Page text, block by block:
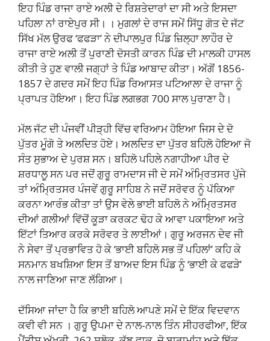
ਇਹ ਪਿੰਡ ਰਾਜਾ ਰਾਏ ਅਲੀ ਦੇ ਰਿਸ਼ਤੇਦਾਰਾਂ ਦਾ ਸੀ ਅਤੇ ਇਸਦਾ
ਪਹਿਲਾ ਨਾਂ ਰਾਏਪੁਰ ਸੀ। । ਮੁਗਲਾਂ ਦੇ ਰਾਜ ਸਮੇਂ ਸਿੱਧੂ ਗੋਤ ਦੇ ਜੱਟ
ਸਿੱਖ ਮੱਲ ਉਰਫ ‘ਫਫੜਾ’ ਨੇ ਦੀਪਾਲਪੁਰ ਪਿੰਡ ਜ਼ਿਲ੍ਹਾ ਲਾਹੌਰ ਦੇ
ਰਾਜਾ ਰਾਏ ਅਲੀ ਤੋਂ ਪੁਰਾਣੀ ਦੋਸਤੀ ਕਾਰਨ ਪਿੰਡ ਦੀ ਮਾਲਕੀ ਹਾਸਲ
ਕੀਤੀ ਤੇ ਹੁਣ ਵਾਲੀ ਜਗ੍ਹਾਂ ਤੇ ਪਿੰਡ ਆਬਾਦ ਕੀਤਾ। ਅੱਗੋਂ 1856-
1857 ਦੇ ਗਦਰ ਸਮੇਂ ਇਹ ਪਿੰਡ ਰਿਆਸਤ ਪਟਿਆਲਾ ਦੇ ਰਾਜਾ ਨੂੰ
ਪ੍ਰਾਪਤ ਹੋਇਆ। ਇਹ ਪਿੰਡ ਲਗਭਗ 700 ਸਾਲ ਪੁਰਾਣਾ ਹੈ।
ਮੱਲ ਜੱਟ ਦੀ ਪੰਜਵੀਂ ਪੀੜ੍ਹੀ ਵਿੱਚ ਵਰਿਆਮ ਹੋਇਆ ਜਿਸ ਦੇ ਦੋ
ਪੁੱਤਰ ਮੂੰਗੋ ਤੇ ਅਲਦਿਤ ਹੋਏ। ਅਲਦਿਤ ਦਾ ਪੁੱਤਰ ਬਹਿਲੋ ਹੋਇਆ ਜੋ
ਸੰਤ ਸੁਭਾਅ ਦੇ ਪੁਰਸ਼ ਸਨ। ਬਹਿਲੋ ਪਹਿਲੇ ਨਗਾਹੀਆ ਪੀਰ ਦੇ
ਸ਼ਰਧਾਲੂ ਸਨ ਪਰ ਜਦੋਂ ਗੁਰੂ ਰਾਮਦਾਸ ਜੀ ਦੇ ਸਮੇਂ ਅੰਮ੍ਰਿਤਸਰ ਪੁੱਜੇ
ਤਾਂ ਅੰਮ੍ਰਿਤਸਰ ਪੰਜਵੇਂ ਗੁਰੂ ਸਾਹਿਬ ਨੇ ਜਦੋਂ ਸਰੋਵਰ ਨੂੰ ਪੱਕਿਆ
ਕਰਨਾ ਆਰੰਭ ਕੀਤਾ ਤਾਂ ਉਸ ਵੇਲੇ ਭਾਈ ਬਹਿਲੋ ਨੇ ਅੰਮ੍ਰਿਤਸਰ
ਦੀਆਂ ਗਲੀਆਂ ਵਿੱਚੋਂ ਕੂੜਾ ਕਰਕਟ ਢੋਹ ਕੇ ਆਵਾ ਪਕਾਇਆ ਅਤੇ
ਇੱਟਾਂ ਤਿਆਰ ਕਰਕੇ ਸਰੋਵਰ ਤੇ ਲਾਈਆਂ। ਗੁਰੂ ਅਰਜਨ ਦੇਵ ਜੀ
ਨੇ ਸੇਵਾ ਤੋਂ ਪ੍ਰਭਾਵਿਤ ਹੋ ਕੇ ‘ਭਾਈ ਬਹਿਲੋ ਸਭ ਤੋਂ ਪਹਿਲਾਂ’ ਕਹਿ ਕੇ
ਸਨਮਾਨ ਬਖਸ਼ਿਆ ਇਸ ਤੋਂ ਬਾਅਦ ਇਸ ਪਿੰਡ ਨੂੰ ‘ਭਾਈ ਕੇ ਫਫੜੇ’
ਨਾਲ ਜਾਣਿਆ ਜਾਣ ਲੱਗਿਆ।
ਦੱਸਿਆ ਜਾਂਦਾ ਹੈ ਕਿ ਭਾਈ ਬਹਿਲੋ ਆਪਣੇ ਸਮੇਂ ਦੇ ਇੱਕ ਵਿਦਵਾਨ
ਕਵੀ ਵੀ ਸਨ । ਗੁਰੂ ਉਪਮਾ ਦੇ ਨਾਲ-ਨਾਲ ਤਿੰਨ ਸੀਹਰਫੀਆ, ਇੱਕ